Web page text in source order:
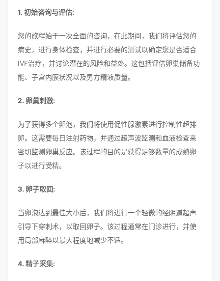
1. 初始咨询与评估:
您的旅程始于一次全面的咨询，在此期间，我们将评估您的
病史，进行身体检查，并进行必要的测试以确定您是否适合
IVF治疗，并讨论潜在的风险和益处。这包括评估卵巢储备功
能、子宫内膜状况以及男方精液质量。
2. 卵巢刺激:
为了获得多个卵泡，我们将使用促性腺激素进行控制性超排
卵。这需要每日注射药物，并通过超声波监测和血液检查来
密切监测卵巢反应。该过程的目的是获得足够数量的成熟卵
子以进行受精。
3. 卵子取回:
当卵泡达到最佳大小后，我们将进行一个轻微的经阴道超声
引导下穿刺术，以取回卵子。该过程通常在门诊进行，并使
用局部麻醉以最大程度地减少不适。
4. 精子采集: